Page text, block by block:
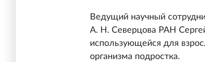
Ведущий научный
А. Н. Северцова РАН
использующейся для
организма подростка.